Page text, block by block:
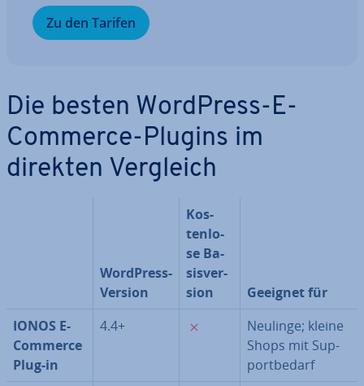
Zu den Tarifen
Die besten WordPress-E-
Commerce-Plugins im
direkten Vergleich
WordPress-
Version
Kos­
ten­lo­
se Ba­
sis­ver­
si­on
Geeignet für
IONOS E-
Commerce
Plug-in
4.4+
Neulinge; kleine
Shops mit Sup­
port­be­darf